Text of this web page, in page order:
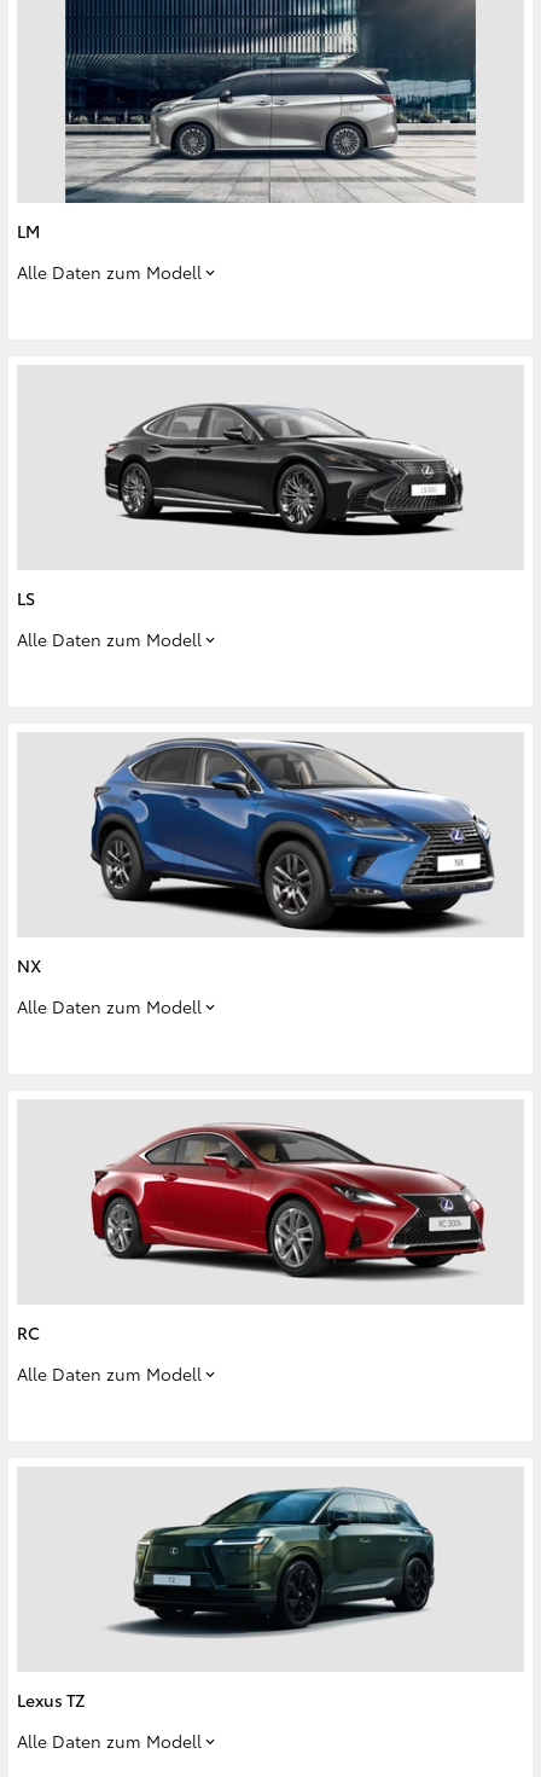
LM
Alle Daten zum Modell
LS
Alle Daten zum Modell
NX
Alle Daten zum Modell
RC
Alle Daten zum Modell
Lexus TZ
Alle Daten zum Modell